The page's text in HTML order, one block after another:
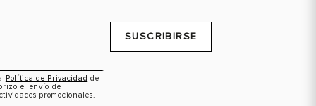
Política de Privacidad de
el envío de
promocionales.
SUSCRIBIRSE